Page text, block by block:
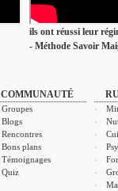
ils ont réussi leur
- Méthode Savoir
COMMUNAUTÉ
Groupes
Blogs
Rencontres
Bons plans
Témoignages
Quiz